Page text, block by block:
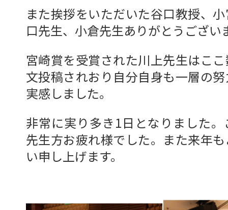
また挨拶をいただいた谷口教授、
口先生、小倉先生ありがとうござい
宮崎賞を受賞された川上先生はこ
文投稿されおり自分自身も一層の
実感しました。
非常に実り多き1日となりました
先生方お疲れ様でした。また来年
い申し上げます。